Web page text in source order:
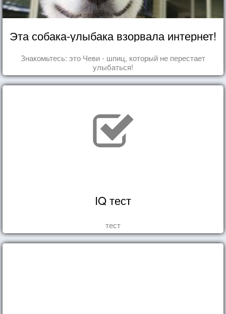
Эта собака-улыбака взорвала интернет!
Знакомьтесь: это Чеви - шпиц, который не перестает
улыбаться!
IQ тест
тест